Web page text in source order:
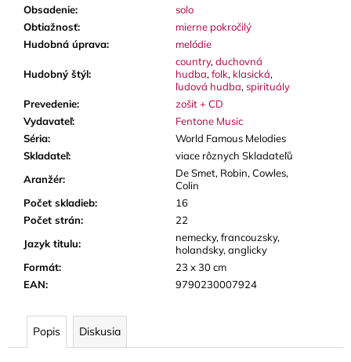
Obsadenie:
solo
Obtiažnosť:
mierne pokročilý
Hudobná úprava: melódie
Hudobný štýl:
country, duchovná
hudba, folk, klasická,
ľudová hudba, spirituály
Prevedenie:
zošit + CD
Vydavateľ:
Fentone Music
Séria:
World Famous Melodies
Skladateľ:
viace rôznych Skladateľů
Aranžér:
De Smet, Robin, Cowles,
Colin
Počet skladieb:
16
Počet strán:
22
Jazyk titulu:
nemecky, francouzsky,
holandsky, anglicky
Formát:
23 x 30 cm
EAN: 9790230007924
Popis Diskusia